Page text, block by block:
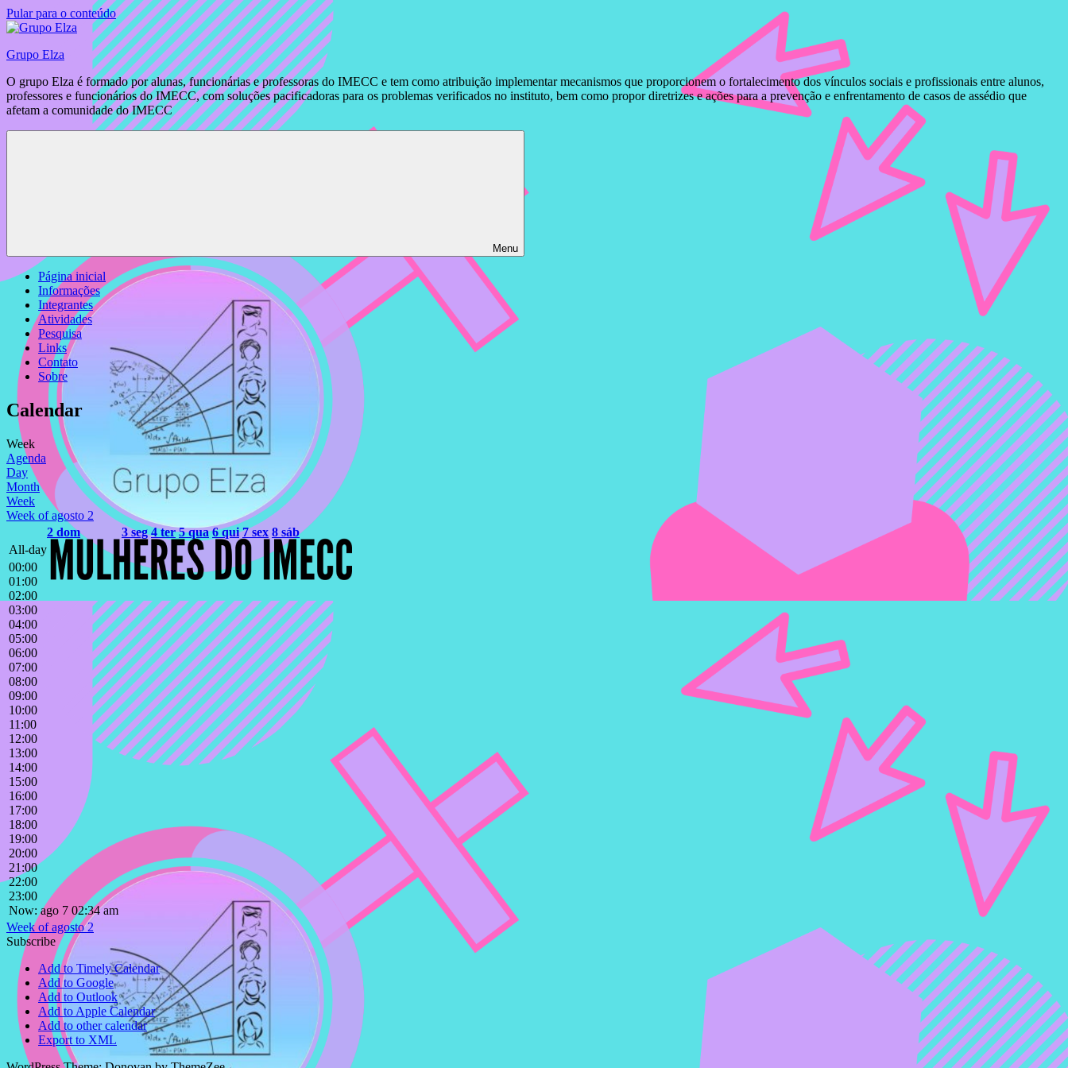
Pular para o conteúdo
Grupo Elza
O grupo Elza é formado por alunas, funcionárias e professoras do IMECC e tem como atribuição implementar mecanismos que proporcionem o fortalecimento dos vínculos sociais e profissionais entre alunos,
professores e funcionários do IMECC, com soluções pacificadoras para os problemas verificados no instituto, bem como propor diretrizes e ações para a prevenção e enfrentamento de casos de assédio que
afetam a comunidade do IMECC
Menu
Página inicial
Informações
Integrantes
Atividades
Pesquisa
Links
Contato
Sobre
Calendar
Week
Agenda
Day
Month
Week
Week of agosto 2
2 dom 3 seg 4 ter 5 qua 6 qui 7 sex 8 sáb
All-day
00:00
01:00
02:00
03:00
04:00
05:00
06:00
07:00
08:00
09:00
10:00
11:00
12:00
13:00
14:00
15:00
16:00
17:00
18:00
19:00
20:00
21:00
22:00
23:00
Now: ago 7 02:34 am
Week of agosto 2
Subscribe
Add to Timely Calendar
Add to Google
Add to Outlook
Add to Apple Calendar
Add to other calendar
Export to XML